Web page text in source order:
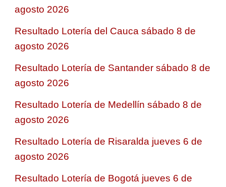
agosto 2026
Resultado Lotería del Cauca sábado 8 de
agosto 2026
Resultado Lotería de Santander sábado 8 de
agosto 2026
Resultado Lotería de Medellín sábado 8 de
agosto 2026
Resultado Lotería de Risaralda jueves 6 de
agosto 2026
Resultado Lotería de Bogotá jueves 6 de